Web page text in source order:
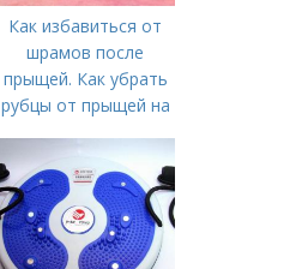
Как избавиться от
шрамов после
прыщей. Как убрать
рубцы от прыщей на